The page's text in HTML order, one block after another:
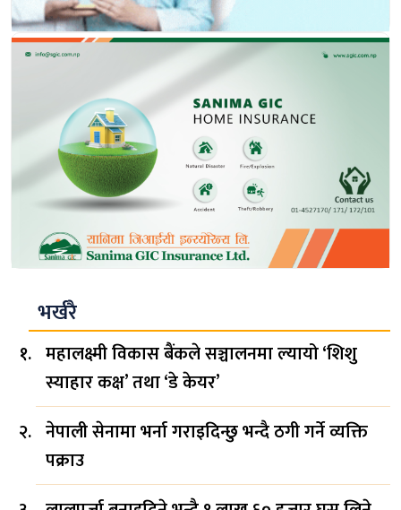
भर्खरै
महालक्ष्मी विकास बैंकले सञ्चालनमा ल्यायो ‘शिशु
स्याहार कक्ष’ तथा ‘डे केयर’
नेपाली सेनामा भर्ना गराइदिन्छु भन्दै ठगी गर्ने व्यक्ति
पक्राउ